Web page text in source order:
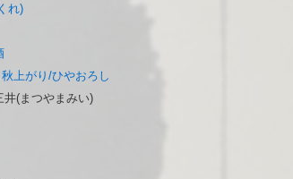
れ)
秋上がり/ひやおろし
井(まつやまみい)